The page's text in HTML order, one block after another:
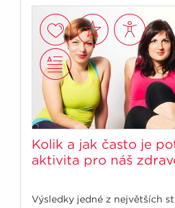
Kolik a jak často je
aktivita pro náš
Výsledky jedné z největších